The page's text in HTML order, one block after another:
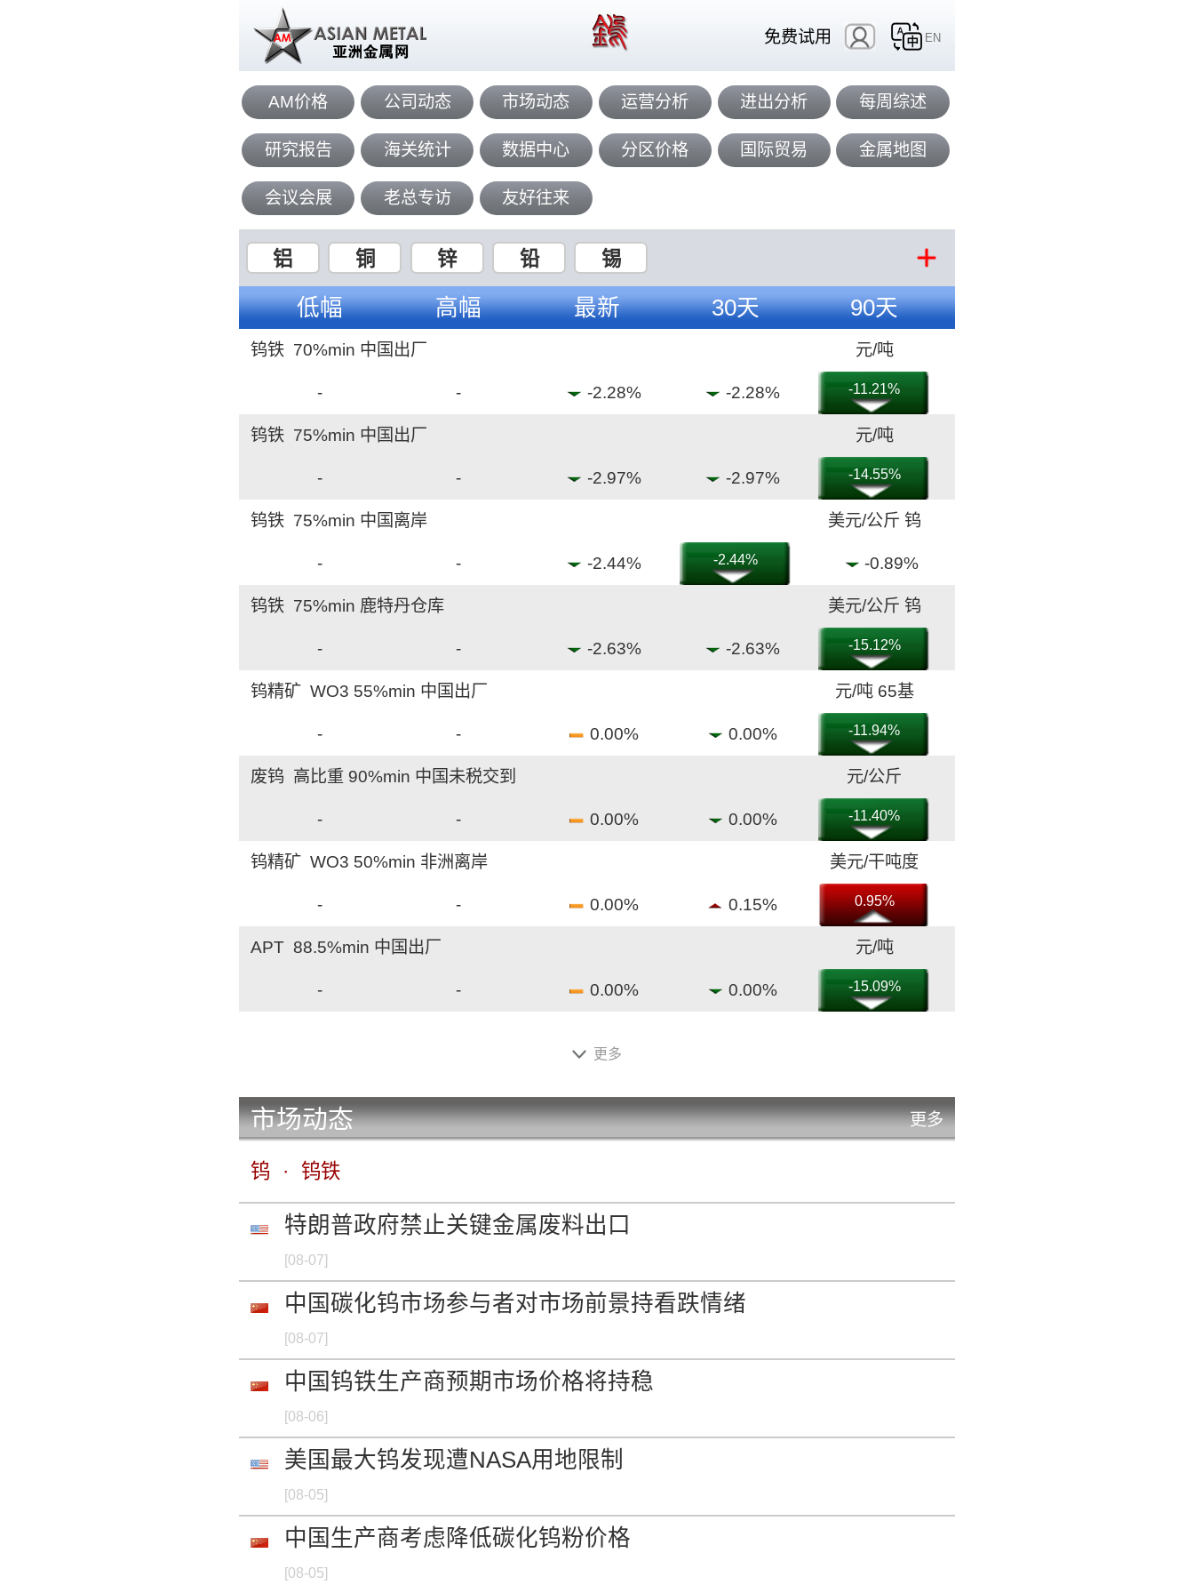
免费试用 EN
AM价格 公司动态 市场动态 运营分析 进出分析 每周综述
研究报告 海关统计 数据中心 分区价格 国际贸易 金属地图
会议会展 老总专访 友好往来
铝 铜 锌 铅 锡
低幅 高幅 最新 30天 90天
钨铁 70%min 中国出厂 元/吨
- - -2.28% -2.28% -11.21%
钨铁 75%min 中国出厂 元/吨
- - -2.97% -2.97% -14.55%
钨铁 75%min 中国离岸 美元/公斤 钨
- - -2.44% -2.44% -0.89%
钨铁 75%min 鹿特丹仓库 美元/公斤 钨
- - -2.63% -2.63% -15.12%
钨精矿 WO3 55%min 中国出厂 元/吨 65基
- - 0.00% 0.00% -11.94%
废钨 高比重 90%min 中国未税交到 元/公斤
- - 0.00% 0.00% -11.40%
钨精矿 WO3 50%min 非洲离岸 美元/干吨度
- - 0.00% 0.15% 0.95%
APT 88.5%min 中国出厂 元/吨
- - 0.00% 0.00% -15.09%
APT 88.5%min 鹿特丹仓库 美元/干吨度
-
钨酸钠 WO3 68%min 中国出厂 元/吨
氧化钨 WO3 99.95%min 中国出厂 元/吨
-
氧化钨 WO3 99.95%min 中国离岸
-
钨粉 99.95%min 2.5-7.0μm 中国出厂
-
钨条 W-4 99.9%min 中国出厂
更多
市场动态 更多
钨 · 钨铁
特朗普政府禁止关键金属废料出口
[08-07]
中国碳化钨市场参与者对市场前景持看跌情绪
[08-07]
中国钨铁生产商预期市场价格将持稳
[08-06]
美国最大钨发现遭NASA用地限制
[08-05]
中国生产商考虑降低碳化钨粉价格
[08-05]